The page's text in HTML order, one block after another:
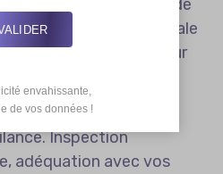
bien au-delà de
Cette vision globale
optimise vos coûts sur
d’occasion
Inspection
adéquation avec vos
envahissante,
de vos données !